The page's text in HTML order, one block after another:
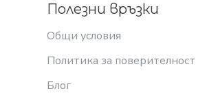
Полезни връзки
Общи условия
Политика за поверителност
Блог